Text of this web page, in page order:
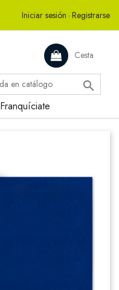
Iniciar sesión · Registrarse
Cesta

Franquíciate